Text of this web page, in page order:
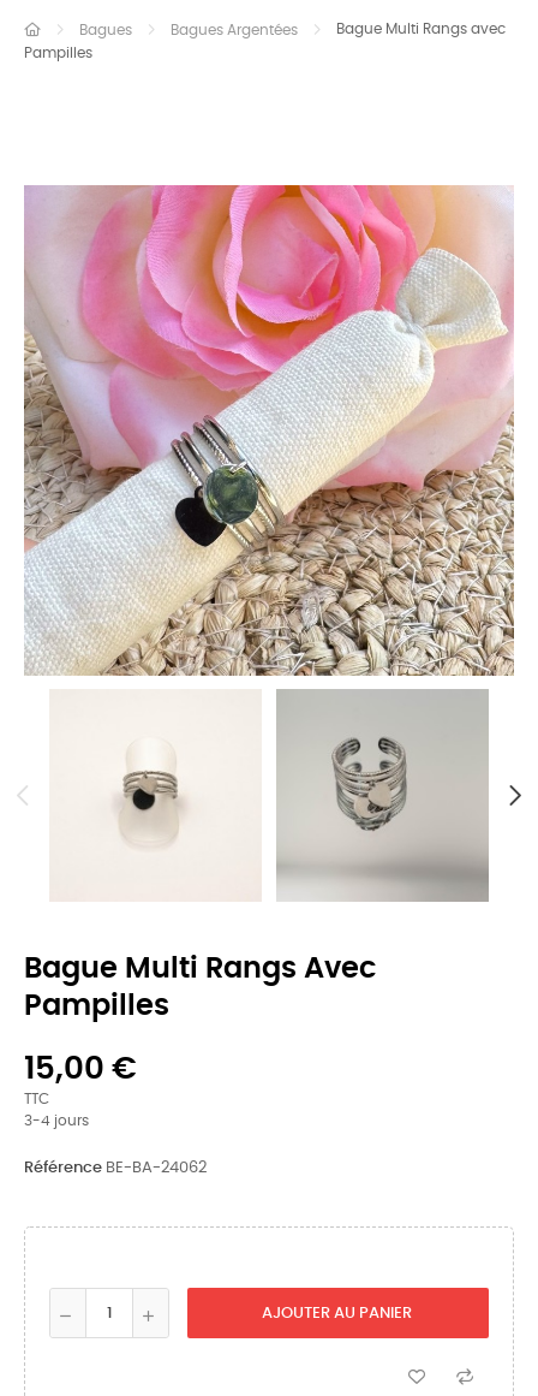
Bagues Bagues Argentées
Bague Multi Rangs avec
Pampilles
Bague Multi Rangs Avec
Pampilles
15,00 €
TTC
3-4 jours
Référence BE-BA-24062
AJOUTER AU PANIER